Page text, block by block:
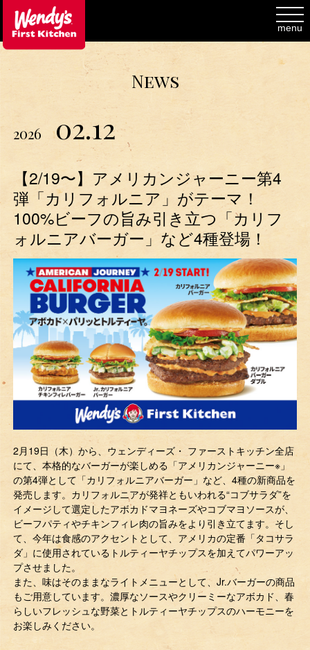
menu
News
2026 02.12
【2/19〜】アメリカンジャーニー第4
弾「カリフォルニア」がテーマ！
100%ビーフの旨み引き立つ「カリフ
ォルニアバーガー」など4種登場！
2月19日（木）から、ウェンディーズ・ ファーストキッチン全店
にて、本格的なバーガーが楽しめる「アメリカンジャーニー※」
の第4弾として「カリフォルニアバーガー」など、4種の新商品を
発売します。カリフォルニアが発祥ともいわれる“コブサラダ”を
イメージして選定したアボカドマヨネーズやコブマヨソースが、
ビーフパティやチキンフィレ肉の旨みをより引き立てます。そし
て、今年は食感のアクセントとして、アメリカの定番「タコサラ
ダ」に使用されているトルティーヤチップスを加えてパワーアッ
プさせました。
また、味はそのままなライトメニューとして、Jr.バーガーの商品
もご用意しています。濃厚なソースやクリーミーなアボカド、春
らしいフレッシュな野菜とトルティーヤチップスのハーモニーを
お楽しみください。